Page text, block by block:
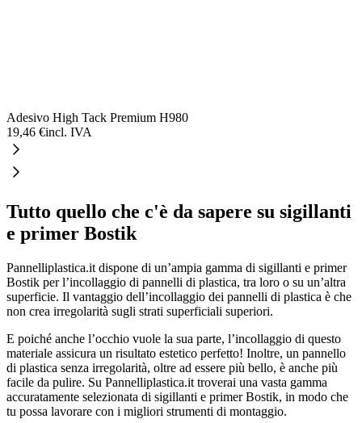
Adesivo High Tack Premium H980
19,46 €incl. IVA
Tutto quello che c'è da sapere su sigillanti
e primer Bostik
Pannelliplastica.it dispone di un’ampia gamma di sigillanti e primer
Bostik per l’incollaggio di pannelli di plastica, tra loro o su un’altra
superficie. Il vantaggio dell’incollaggio dei pannelli di plastica è che
non crea irregolarità sugli strati superficiali superiori.
E poiché anche l’occhio vuole la sua parte, l’incollaggio di questo
materiale assicura un risultato estetico perfetto! Inoltre, un pannello
di plastica senza irregolarità, oltre ad essere più bello, è anche più
facile da pulire. Su Pannelliplastica.it troverai una vasta gamma
accuratamente selezionata di sigillanti e primer Bostik, in modo che
tu possa lavorare con i migliori strumenti di montaggio.